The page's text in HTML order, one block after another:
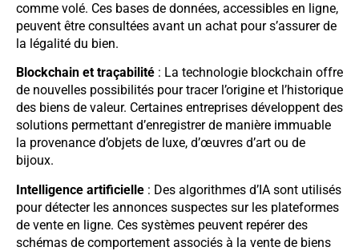
comme volé. Ces bases de données, accessibles en ligne,
peuvent être consultées avant un achat pour s’assurer de
la légalité du bien.
Blockchain et traçabilité : La technologie blockchain offre
de nouvelles possibilités pour tracer l’origine et l’historique
des biens de valeur. Certaines entreprises développent des
solutions permettant d’enregistrer de manière immuable
la provenance d’objets de luxe, d’œuvres d’art ou de
bijoux.
Intelligence artificielle : Des algorithmes d’IA sont utilisés
pour détecter les annonces suspectes sur les plateformes
de vente en ligne. Ces systèmes peuvent repérer des
schémas de comportement associés à la vente de biens